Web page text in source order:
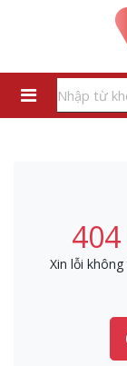
Xin lỗi